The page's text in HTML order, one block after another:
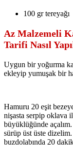
100 gr tereyağı
Az Malzemeli
Tarifi Nasıl
Uygun bir yoğurma
ekleyip yumuşak bir
Hamuru 20 eşit
nişasta serpip oklava
büyüklüğünde
sürüp üst üste
buzdolabında 20